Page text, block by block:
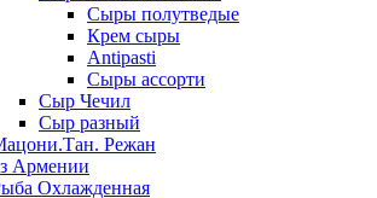
Сыры полутведые
Крем сыры
Antipasti
Сыры ассорти
Сыр Чечил
Сыр разный
Режан
Армении
Охлажденная